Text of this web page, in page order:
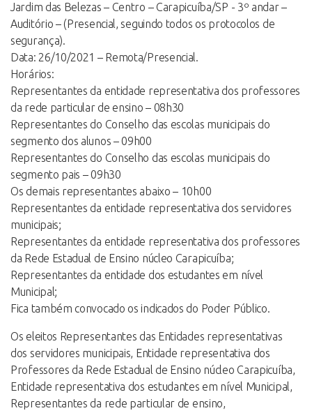
Jardim das Belezas – Centro – Carapicuíba/SP - 3º andar –
Auditório – (Presencial, seguindo todos os protocolos de
segurança).
Data: 26/10/2021 – Remota/Presencial.
Horários:
Representantes da entidade representativa dos professores
da rede particular de ensino – 08h30
Representantes do Conselho das escolas municipais do
segmento dos alunos – 09h00
Representantes do Conselho das escolas municipais do
segmento pais – 09h30
Os demais representantes abaixo – 10h00
Representantes da entidade representativa dos servidores
municipais;
Representantes da entidade representativa dos professores
da Rede Estadual de Ensino núcleo Carapicuíba;
Representantes da entidade dos estudantes em nível
Municipal;
Fica também convocado os indicados do Poder Público.
Os eleitos Representantes das Entidades representativas
dos servidores municipais, Entidade representativa dos
Professores da Rede Estadual de Ensino núcleo Carapicuíba,
Entidade representativa dos estudantes em nível Municipal,
Representantes da rede particular de ensino,